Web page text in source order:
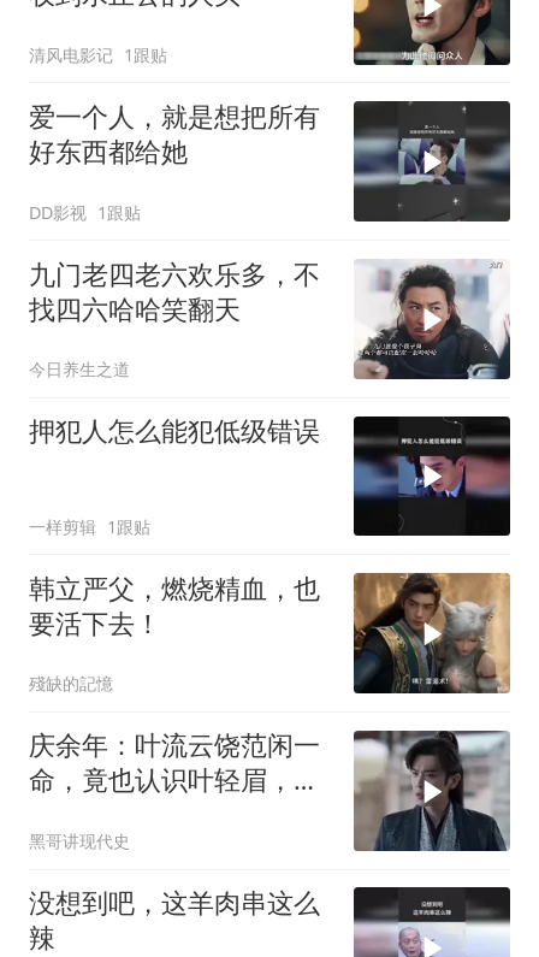
清风电影记 1跟贴
爱一个人，就是想把所有
好东西都给她
DD影视 1跟贴
九门老四老六欢乐多，不
找四六哈哈笑翻天
今日养生之道
押犯人怎么能犯低级错误
一样剪辑 1跟贴
韩立严父，燃烧精血，也
要活下去！
殘缺的記憶
庆余年：叶流云饶范闲一
命，竟也认识叶轻眉，下
黑哥讲现代史
没想到吧，这羊肉串这么
辣